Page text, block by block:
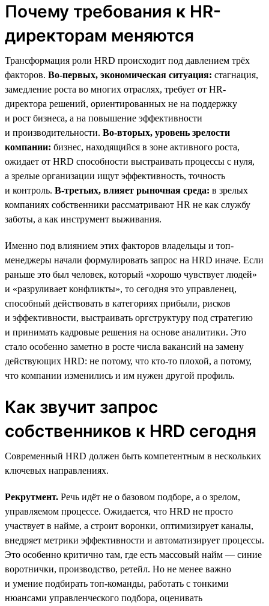
Почему требования к HR-
директорам меняются
Трансформация роли HRD происходит под давлением трёх
факторов. Во-первых, экономическая ситуация: стагнация,
замедление роста во многих отраслях, требует от HR-
директора решений, ориентированных не на поддержку
и рост бизнеса, а на повышение эффективности
и производительности. Во-вторых, уровень зрелости
компании: бизнес, находящийся в зоне активного роста,
ожидает от HRD способности выстраивать процессы с нуля,
а зрелые организации ищут эффективность, точность
и контроль. В-третьих, влияет рыночная среда: в зрелых
компаниях собственники рассматривают HR не как службу
заботы, а как инструмент выживания.
Именно под влиянием этих факторов владельцы и топ-
менеджеры начали формулировать запрос на HRD иначе. Если
раньше это был человек, который «хорошо чувствует людей»
и «разруливает конфликты», то сегодня это управленец,
способный действовать в категориях прибыли, рисков
и эффективности, выстраивать оргструктуру под стратегию
и принимать кадровые решения на основе аналитики. Это
стало особенно заметно в росте числа вакансий на замену
действующих HRD: не потому, что кто-то плохой, а потому,
что компании изменились и им нужен другой профиль.
Как звучит запрос
собственников к HRD сегодня
Современный HRD должен быть компетентным в нескольких
ключевых направлениях.
Рекрутмент. Речь идёт не о базовом подборе, а о зрелом,
управляемом процессе. Ожидается, что HRD не просто
участвует в найме, а строит воронки, оптимизирует каналы,
внедряет метрики эффективности и автоматизирует процессы.
Это особенно критично там, где есть массовый найм — синие
воротнички, производство, ретейл. Но не менее важно
и умение подбирать топ-команды, работать с тонкими
нюансами управленческого подбора, оценивать